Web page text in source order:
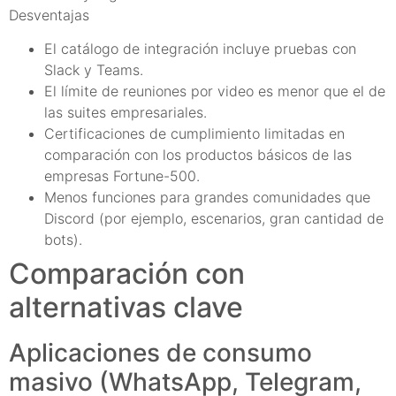
Desventajas
El catálogo de integración incluye pruebas con
Slack y Teams.
El límite de reuniones por video es menor que el de
las suites empresariales.
Certificaciones de cumplimiento limitadas en
comparación con los productos básicos de las
empresas Fortune-500.
Menos funciones para grandes comunidades que
Discord (por ejemplo, escenarios, gran cantidad de
bots).
Comparación con
alternativas clave
Aplicaciones de consumo
masivo (WhatsApp, Telegram,